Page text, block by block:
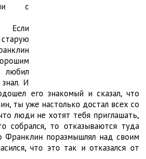
с
Если
И
его знакомый и сказал, что
ты уже настолько достал всех со
люди не хотят тебя приглашать,
собрался, то отказываются туда
Франклин поразмышлял над своим
что это так и отказался от